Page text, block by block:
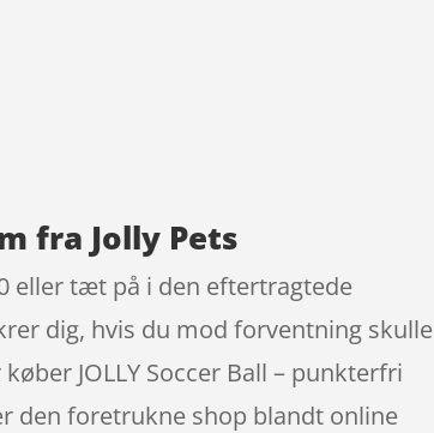
fra Jolly Pets
eller tæt på i den eftertragtede
dig, hvis du mod forventning skulle
JOLLY Soccer Ball – punkterfri
den foretrukne shop blandt online